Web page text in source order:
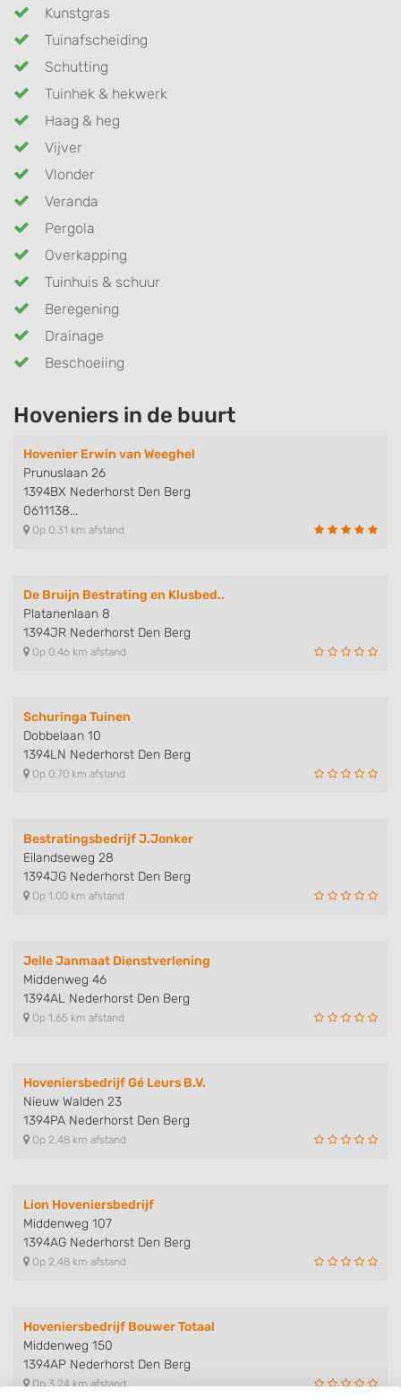
Kunstgras
Tuinafscheiding
Schutting
Tuinhek & hekwerk
Haag & heg
Vijver
Vlonder
Veranda
Pergola
Overkapping
Tuinhuis & schuur
Beregening
Drainage
Beschoeiing
Hoveniers in de buurt
Hovenier Erwin van Weeghel
Prunuslaan 26
1394BX Nederhorst Den Berg
0611138...
Op 0,31 km afstand
De Bruijn Bestrating en Klusbed..
Platanenlaan 8
1394JR Nederhorst Den Berg
Op 0,46 km afstand
Schuringa Tuinen
Dobbelaan 10
1394LN Nederhorst Den Berg
Op 0,70 km afstand
Bestratingsbedrijf J.Jonker
Eilandseweg 28
1394JG Nederhorst Den Berg
Op 1,00 km afstand
Jelle Janmaat Dienstverlening
Middenweg 46
1394AL Nederhorst Den Berg
Op 1,65 km afstand
Hoveniersbedrijf Gé Leurs B.V.
Nieuw Walden 23
1394PA Nederhorst Den Berg
Op 2,48 km afstand
Lion Hoveniersbedrijf
Middenweg 107
1394AG Nederhorst Den Berg
Op 2,48 km afstand
Hoveniersbedrijf Bouwer Totaal
Middenweg 150
1394AP Nederhorst Den Berg
Op 3,24 km afstand